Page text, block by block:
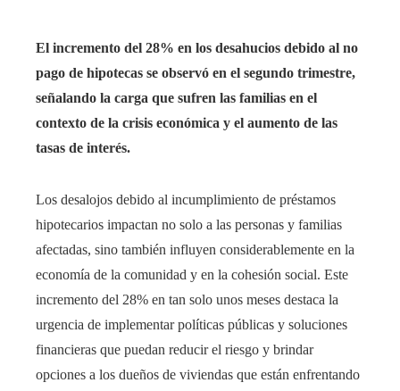
El incremento del 28% en los desahucios debido al no
pago de hipotecas se observó en el segundo trimestre,
señalando la carga que sufren las familias en el
contexto de la crisis económica y el aumento de las
tasas de interés.
Los desalojos debido al incumplimiento de préstamos
hipotecarios impactan no solo a las personas y familias
afectadas, sino también influyen considerablemente en la
economía de la comunidad y en la cohesión social. Este
incremento del 28% en tan solo unos meses destaca la
urgencia de implementar políticas públicas y soluciones
financieras que puedan reducir el riesgo y brindar
opciones a los dueños de viviendas que están enfrentando